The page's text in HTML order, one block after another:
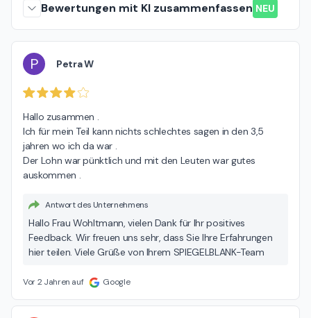
Bewertungen mit KI zusammenfassen NEU
P Petra W
Hallo zusammen .
Ich für mein Teil kann nichts schlechtes sagen in den 3,5
jahren wo ich da war .
Der Lohn war pünktlich und mit den Leuten war gutes
auskommen .
Antwort des Unternehmens
Hallo Frau Wohltmann, vielen Dank für Ihr positives
Feedback. Wir freuen uns sehr, dass Sie Ihre Erfahrungen
hier teilen. Viele Grüße von Ihrem SPIEGELBLANK-Team
Vor 2 Jahren auf Google